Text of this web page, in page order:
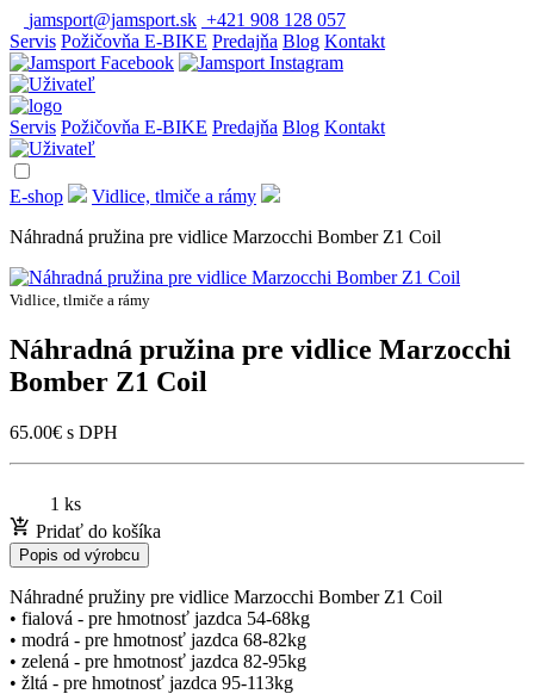
jamsport@jamsport.sk +421 908 128 057
Servis Požičovňa E-BIKE Predajňa Blog Kontakt
Servis Požičovňa E-BIKE Predajňa Blog Kontakt
E-shop
Vidlice, tlmiče a rámy
Náhradná pružina pre vidlice Marzocchi Bomber Z1 Coil
Vidlice, tlmiče a rámy
Náhradná pružina pre vidlice Marzocchi
Bomber Z1 Coil
65.00€ s DPH
1 ks
Pridať do košíka
Popis od výrobcu
Náhradné pružiny pre vidlice Marzocchi Bomber Z1 Coil
• fialová - pre hmotnosť jazdca 54-68kg
• modrá - pre hmotnosť jazdca 68-82kg
• zelená - pre hmotnosť jazdca 82-95kg
• žltá - pre hmotnosť jazdca 95-113kg